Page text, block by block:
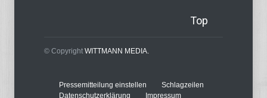
Top
© Copyright WITTMANN MEDIA.
Pressemitteilung einstellen
Schlagzeilen
Datenschutzerklärung
Impressum